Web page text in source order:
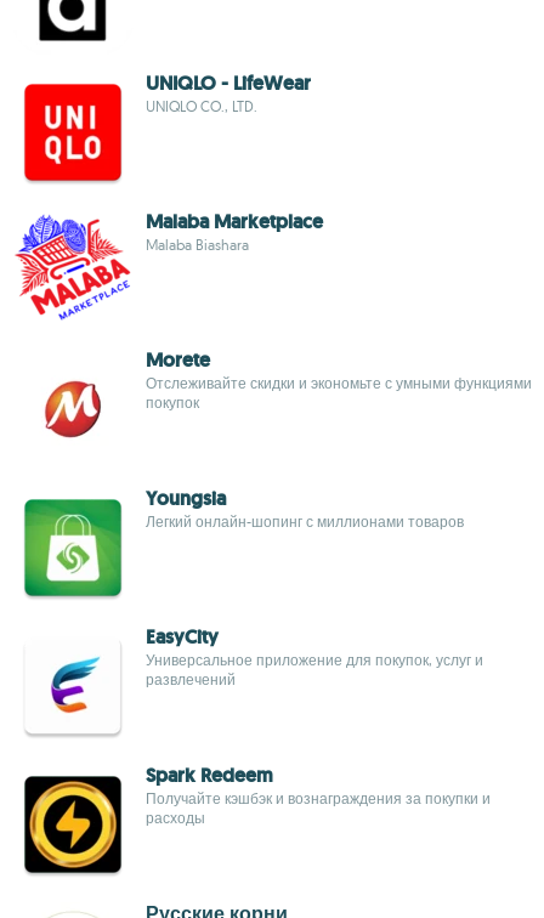
UNIQLO - LifeWear
UNIQLO CO., LTD.
Malaba Marketplace
Malaba Biashara
Morete
Отслеживайте скидки и экономьте с умными функциями
покупок
Youngsia
Легкий онлайн-шопинг с миллионами товаров
EasyCity
Универсальное приложение для покупок, услуг и
развлечений
Spark Redeem
Получайте кэшбэк и вознаграждения за покупки и
расходы